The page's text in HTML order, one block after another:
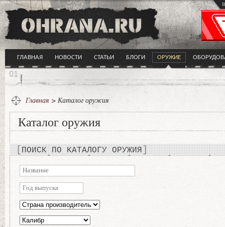
ГЛАВНАЯ НОВОСТИ СТАТЬИ БЛОГИ ОРУЖИЕ
Главная > Каталог оружия
Каталог оружия
ПОИСК ПО КАТАЛОГУ ОРУЖИЯ